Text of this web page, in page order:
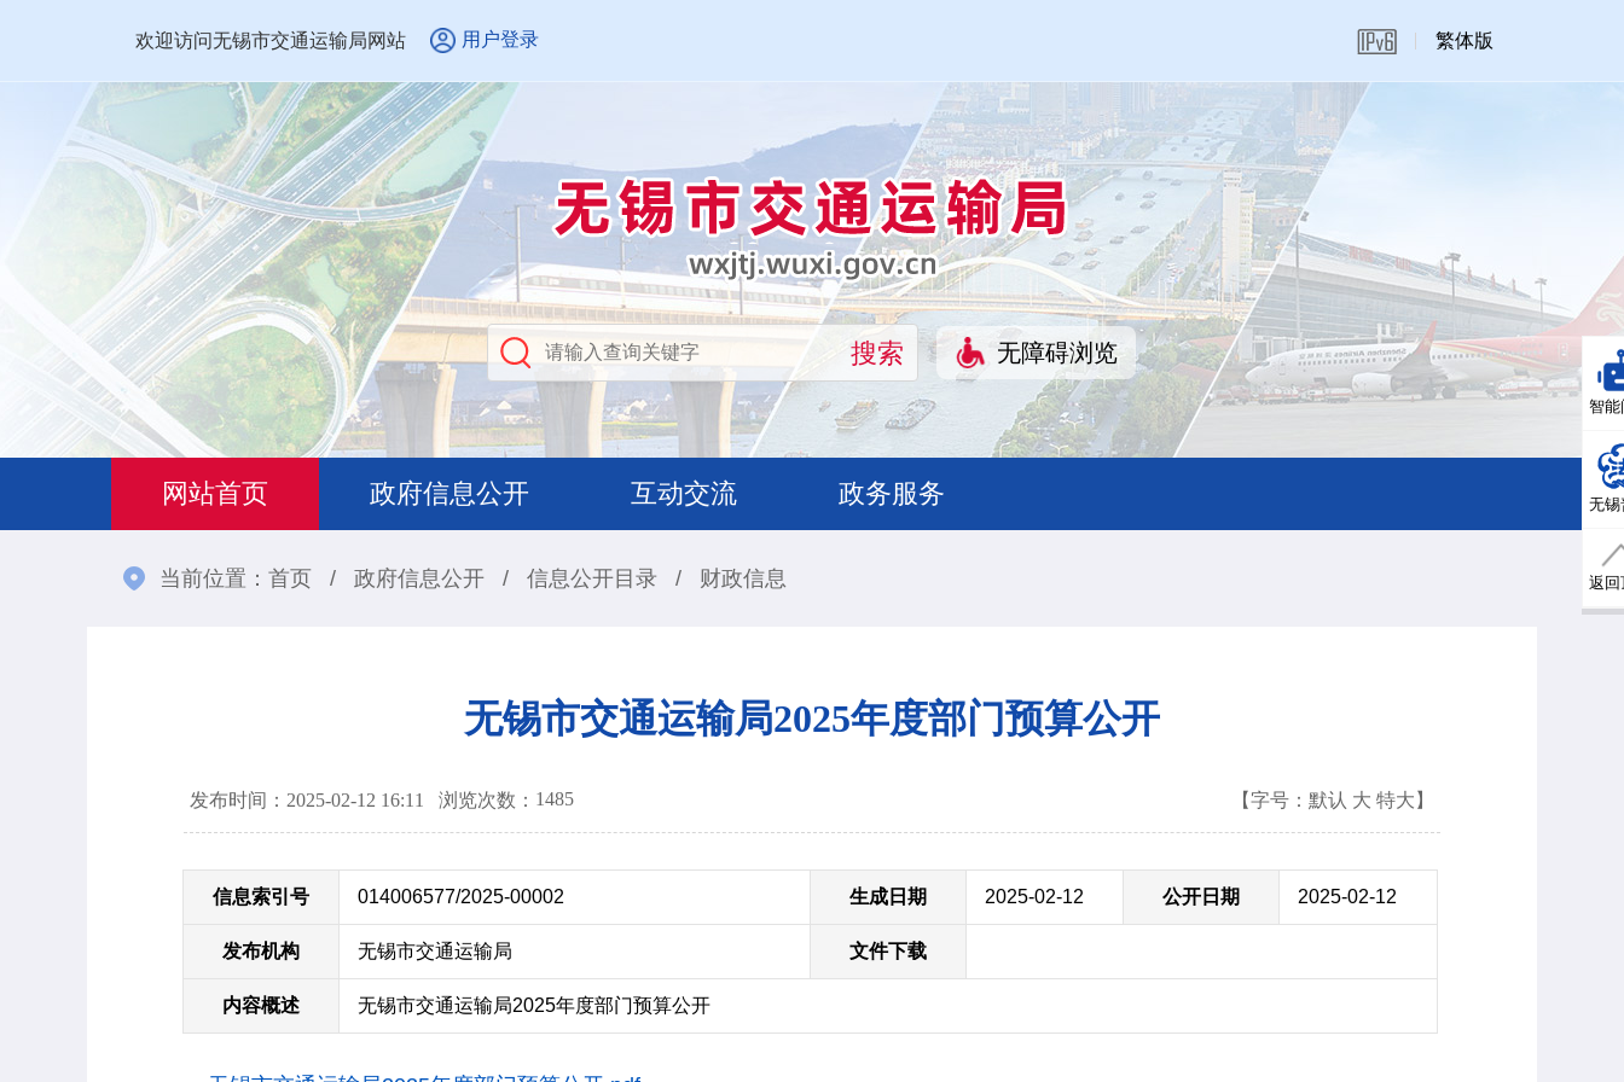
欢迎访问无锡市交通运输局网站 用户登录 繁体版
无障碍浏览
网站首页 政府信息公开 互动交流 政务服务
当前位置： 首页 / 政府信息公开 / 信息公开目录 / 财政信息
无锡市交通运输局2025年度部门预算公开
发布时间：2025-02-12 16:11 浏览次数： 1485 【字号： 默认 大 特大 】
信息索引号 014006577/2025-00002 生成日期 2025-02-12 公开日期 2025-02-12
发布机构 无锡市交通运输局 文件下载
内容概述 无锡市交通运输局2025年度部门预算公开
智能
无锡
返回